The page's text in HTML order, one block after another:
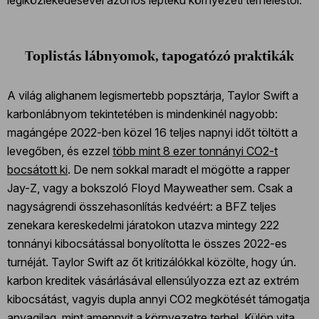
Toplistás lábnyomok, tapogatózó praktikák
A világ alighanem legismertebb popsztárja, Taylor Swift a
karbonlábnyom tekintetében is mindenkinél nagyobb:
magángépe 2022-ben közel 16 teljes napnyi időt töltött a
levegőben, és ezzel több mint 8 ezer tonnányi CO2-t
bocsátott ki. De nem sokkal maradt el mögötte a rapper
Jay-Z, vagy a bokszoló Floyd Mayweather sem. Csak a
nagyságrendi összehasonlítás kedvéért: a BFZ teljes
zenekara kereskedelmi járatokon utazva mintegy 222
tonnányi kibocsátással bonyolította le összes 2022-es
turnéját. Taylor Swift az őt kritizálókkal közölte, hogy ún.
karbon kreditek vásárlásával ellensúlyozza ezt az extrém
kibocsátást, vagyis dupla annyi CO2 megkötését támogatja